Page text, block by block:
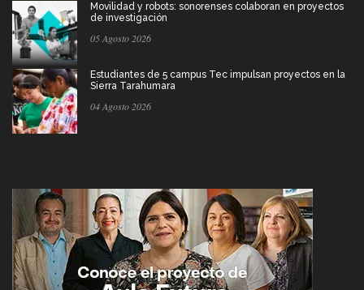
Movilidad y robots: sonorenses colaboran en proyectos
de investigación
05 Agosto 2026
Estudiantes de 5 campus Tec impulsan proyectos en la
Sierra Tarahumara
04 Agosto 2026